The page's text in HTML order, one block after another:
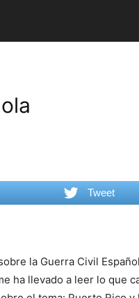
Tweet
la Guerra Civil
ha llevado a leer lo